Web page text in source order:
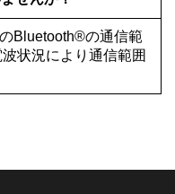
Bluetooth®の通信範
状況により通信範囲